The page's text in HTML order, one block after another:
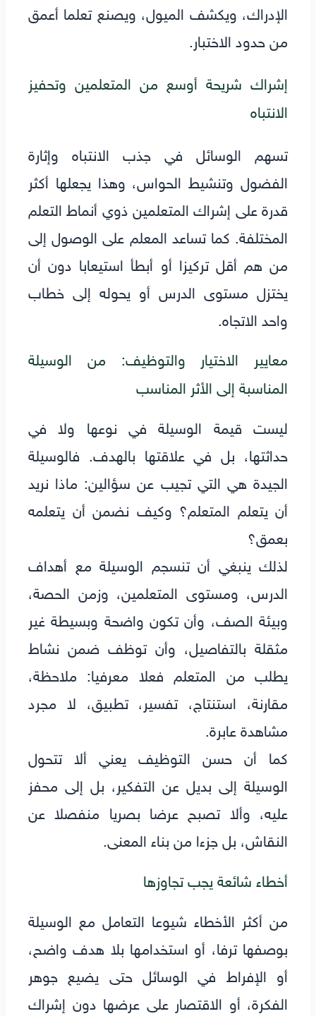
الإدراك، ويكشف الميول، ويصنع تعلما أعمق
من حدود الاختبار.
إشراك شريحة أوسع من المتعلمين وتحفيز
الانتباه
تسهم الوسائل في جذب الانتباه وإثارة
الفضول وتنشيط الحواس، وهذا يجعلها أكثر
قدرة على إشراك المتعلمين ذوي أنماط التعلم
المختلفة. كما تساعد المعلم على الوصول إلى
من هم أقل تركيزا أو أبطأ استيعابا دون أن
يختزل مستوى الدرس أو يحوله إلى خطاب
واحد الاتجاه.
معايير الاختيار والتوظيف: من الوسيلة
المناسبة إلى الأثر المناسب
ليست قيمة الوسيلة في نوعها ولا في
حداثتها، بل في علاقتها بالهدف. فالوسيلة
الجيدة هي التي تجيب عن سؤالين: ماذا نريد
أن يتعلم المتعلم؟ وكيف نضمن أن يتعلمه
بعمق؟
لذلك ينبغي أن تنسجم الوسيلة مع أهداف
الدرس، ومستوى المتعلمين، وزمن الحصة،
وبيئة الصف، وأن تكون واضحة وبسيطة غير
مثقلة بالتفاصيل، وأن توظف ضمن نشاط
يطلب من المتعلم فعلا معرفيا: ملاحظة،
مقارنة، استنتاج، تفسير، تطبيق، لا مجرد
مشاهدة عابرة.
كما أن حسن التوظيف يعني ألا تتحول
الوسيلة إلى بديل عن التفكير، بل إلى محفز
عليه، وألا تصبح عرضا بصريا منفصلا عن
النقاش، بل جزءا من بناء المعنى.
أخطاء شائعة يجب تجاوزها
من أكثر الأخطاء شيوعا التعامل مع الوسيلة
بوصفها ترفا، أو استخدامها بلا هدف واضح،
أو الإفراط في الوسائل حتى يضيع جوهر
الفكرة، أو الاقتصار على عرضها دون إشراك